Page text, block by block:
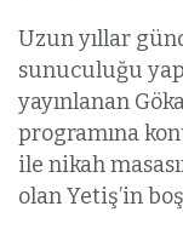
Uzun yıllar
sunuculuğu
yayınlanan
programına
ile nikah
olan Yetiş’in